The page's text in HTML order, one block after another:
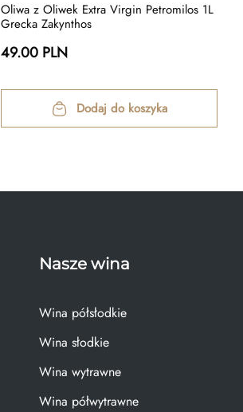
Oliwa z Oliwek Extra Virgin Petromilos 1L
Grecka Zakynthos
49.00 PLN
Dodaj do koszyka
Nasze wina
Wina półsłodkie
Wina słodkie
Wina wytrawne
Wina półwytrawne